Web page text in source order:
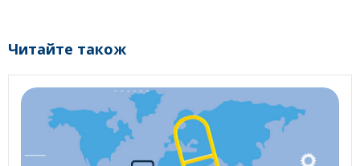
Читайте також